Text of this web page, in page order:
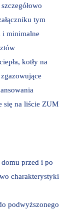
tym
i minimalne
kotły na
się na liście ZUM
przed i po
charakterystyki
podwyższonego